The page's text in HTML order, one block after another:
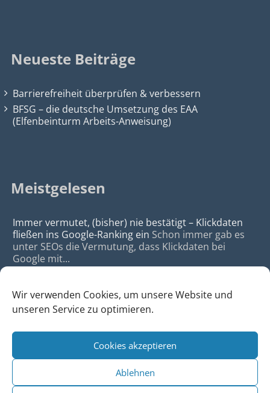
Wir verwenden Cookies, um unsere Website und
unseren Service zu optimieren.
Cookies akzeptieren
Ablehnen
Neueste Beiträge
Barrierefreiheit überprüfen & verbessern
BFSG – die deutsche Umsetzung des EAA
(Elfenbeinturm Arbeits-Anweisung)
Meistgelesen
Immer vermutet, (bisher) nie bestätigt – Klickdaten
fließen ins Google-Ranking ein Schon immer gab es
unter SEOs die Vermutung, dass Klickdaten bei
Google mit...
da Agency - Webagentur für Webdesign & SEO, Köln
•Webdesign Köln|SEO Köln|Sitemap|Impressum